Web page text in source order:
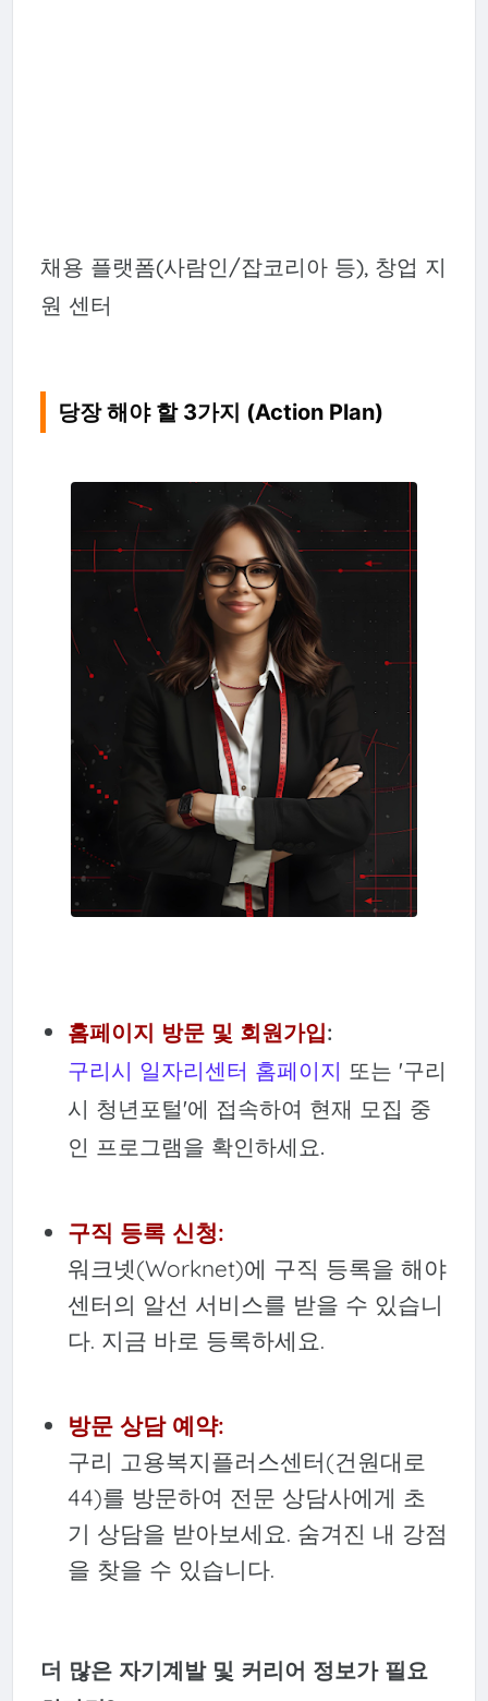
채용 플랫폼(사람인/잡코리아 등), 창업 지
원 센터
당장 해야 할 3가지 (Action Plan)
홈페이지 방문 및 회원가입:
구리시 일자리센터 홈페이지 또는 '구리
시 청년포털'에 접속하여 현재 모집 중
인 프로그램을 확인하세요.
구직 등록 신청:
워크넷(Worknet)에 구직 등록을 해야
센터의 알선 서비스를 받을 수 있습니
다. 지금 바로 등록하세요.
방문 상담 예약:
구리 고용복지플러스센터(건원대로
44)를 방문하여 전문 상담사에게 초
기 상담을 받아보세요. 숨겨진 내 강점
을 찾을 수 있습니다.
더 많은 자기계발 및 커리어 정보가 필요